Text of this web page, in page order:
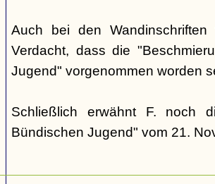
Auch bei den
Verdacht, dass die
Jugend" vorgenommen worden
Schließlich erwähnt F. noch
Bündischen Jugend" vom 21.